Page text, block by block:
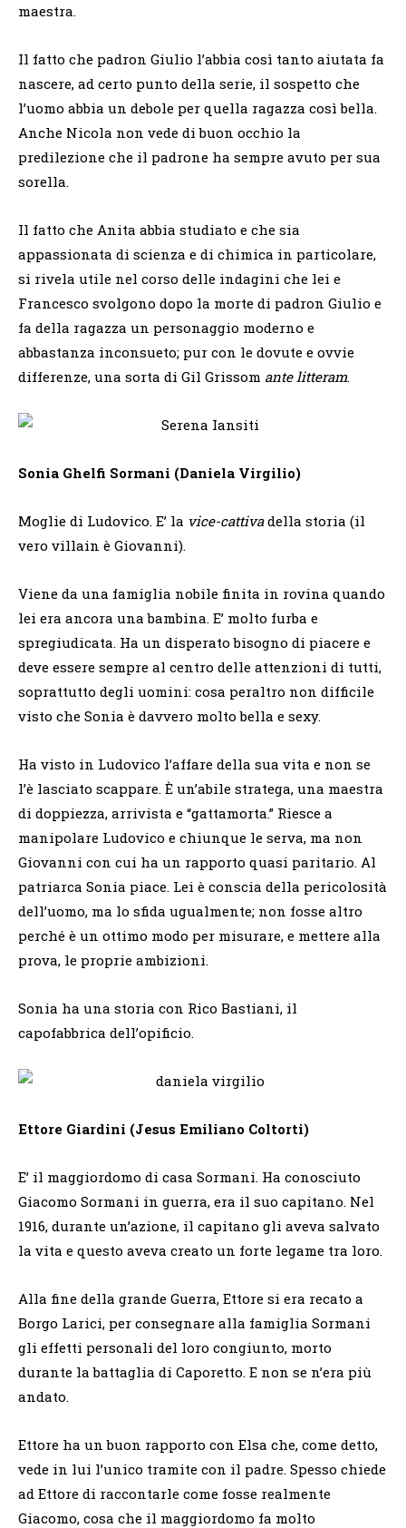
maestra.
Il fatto che padron Giulio l’abbia così tanto aiutata fa
nascere, ad certo punto della serie, il sospetto che
l’uomo abbia un debole per quella ragazza così bella.
Anche Nicola non vede di buon occhio la
predilezione che il padrone ha sempre avuto per sua
sorella.
Il fatto che Anita abbia studiato e che sia
appassionata di scienza e di chimica in particolare,
si rivela utile nel corso delle indagini che lei e
Francesco svolgono dopo la morte di padron Giulio e
fa della ragazza un personaggio moderno e
abbastanza inconsueto; pur con le dovute e ovvie
differenze, una sorta di Gil Grissom ante litteram.
Sonia Ghelfi Sormani (Daniela Virgilio)
Moglie di Ludovico. E’ la vice-cattivadella storia (il
vero villain è Giovanni).
Viene da una famiglia nobile finita in rovina quando
lei era ancora una bambina. E’ molto furba e
spregiudicata. Ha un disperato bisogno di piacere e
deve essere sempre al centro delle attenzioni di tutti,
soprattutto degli uomini: cosa peraltro non difficile
visto che Sonia è davvero molto bella e sexy.
Ha visto in Ludovico l’affare della sua vita e non se
l’è lasciato scappare. È un’abile stratega, una maestra
di doppiezza, arrivista e “gattamorta.” Riesce a
manipolare Ludovico e chiunque le serva, ma non
Giovanni con cui ha un rapporto quasi paritario. Al
patriarca Sonia piace. Lei è conscia della pericolosità
dell’uomo, ma lo sfida ugualmente; non fosse altro
perché è un ottimo modo per misurare, e mettere alla
prova, le proprie ambizioni.
Sonia ha una storia con Rico Bastiani, il
capofabbrica dell’opificio.
Ettore Giardini (Jesus Emiliano Coltorti)
E’ il maggiordomo di casa Sormani. Ha conosciuto
Giacomo Sormani in guerra, era il suo capitano. Nel
1916, durante un’azione, il capitano gli aveva salvato
la vita e questo aveva creato un forte legame tra loro.
Alla fine della grande Guerra, Ettore si era recato a
Borgo Larici, per consegnare alla famiglia Sormani
gli effetti personali del loro congiunto, morto
durante la battaglia di Caporetto. E non se n’era più
andato.
Ettore ha un buon rapporto con Elsa che, come detto,
vede in lui l’unico tramite con il padre. Spesso chiede
ad Ettore di raccontarle come fosse realmente
Giacomo, cosa che il maggiordomo fa molto